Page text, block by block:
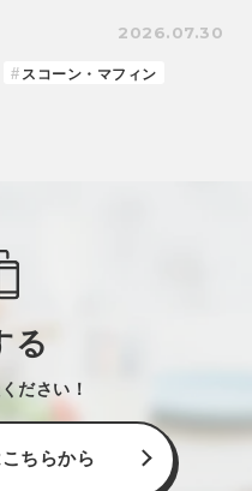
2026.07.30
スコーン・マフィン
る
ださい！
ちらから